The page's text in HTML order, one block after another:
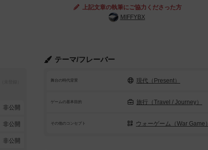
上記文章の執筆にご協力くださった方
MIFFYBX
テーマ/フレーバー
舞台の時代背景 現代（Present）
ゲームの基本目的 旅行（Travel / Journey）
その他のコンセプト ウォーゲーム（War Game）
非公開
非公開
非公開